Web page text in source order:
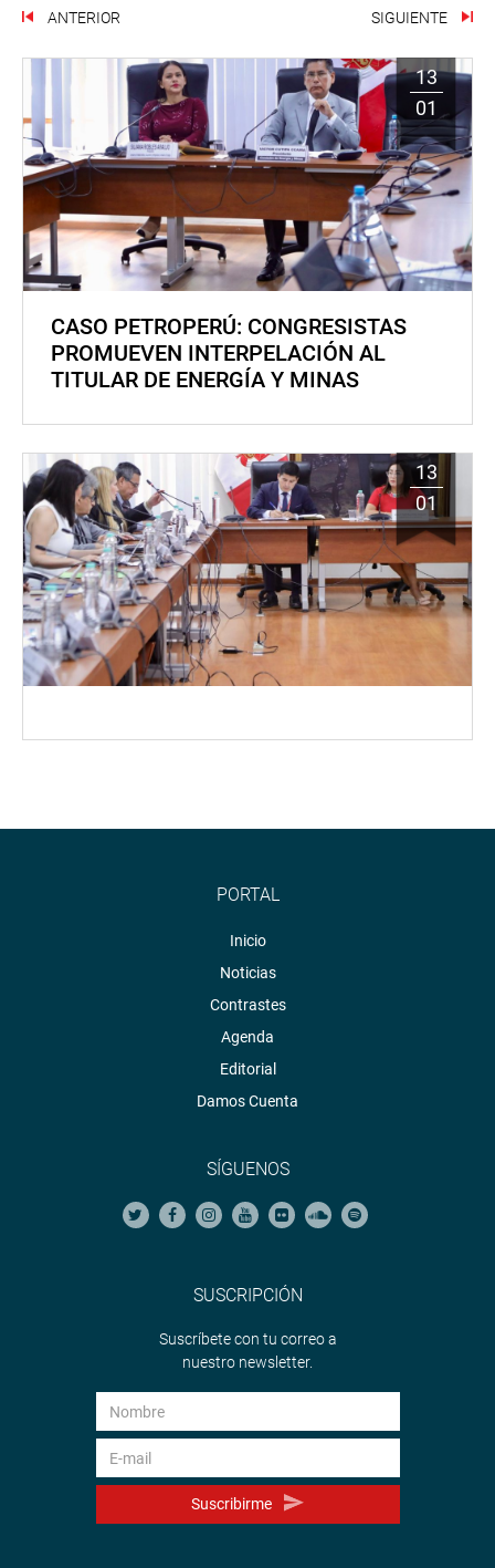
ANTERIOR SIGUIENTE
13
01
CASO PETROPERÚ: CONGRESISTAS
PROMUEVEN INTERPELACIÓN AL
TITULAR DE ENERGÍA Y MINAS
13
01
PORTAL
Inicio
Noticias
Contrastes
Agenda
Editorial
Damos Cuenta
SÍGUENOS
SUSCRIPCIÓN
Suscríbete con tu correo a
nuestro newsletter.
Suscribirme